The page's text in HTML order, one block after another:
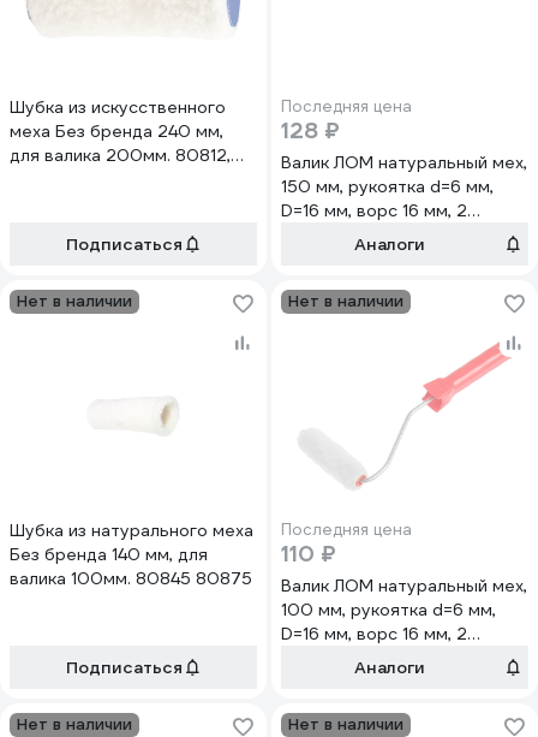
Шубка из искусственного
меха Без бренда 240 мм,
для валика 200мм. 80812,
Подписаться
Последняя цена
128 ₽
Валик ЛОМ натуральный мех,
150 мм, рукоятка d=6 мм,
D=16 мм, ворс 16 мм, 2
запасных ролика 9950615
Аналоги
Нет в наличии
Шубка из натурального меха
Без бренда 140 мм, для
валика 100мм. 80845 80875
Подписаться
Нет в наличии
Последняя цена
110 ₽
Валик ЛОМ натуральный мех,
100 мм, рукоятка d=6 мм,
D=16 мм, ворс 16 мм, 2
запасных ролика 9950614
Аналоги
Нет в наличии Нет в наличии